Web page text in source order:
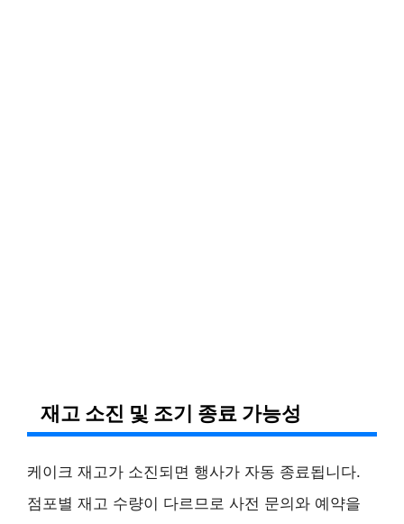
재고 소진 및 조기 종료 가능성
케이크 재고가 소진되면 행사가 자동 종료됩니다.
점포별 재고 수량이 다르므로 사전 문의와 예약을